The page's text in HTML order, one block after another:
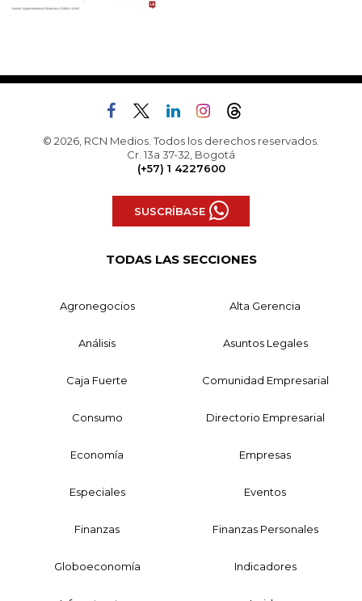
© 2026, RCN Medios. Todos los derechos reservados.
Cr. 13a 37-32, Bogotá
(+57) 1 4227600
SUSCRÍBASE
TODAS LAS SECCIONES
Agronegocios Alta Gerencia
Análisis Asuntos Legales
Caja Fuerte Comunidad Empresarial
Consumo Directorio Empresarial
Economía Empresas
Especiales Eventos
Finanzas Finanzas Personales
Globoeconomía Indicadores